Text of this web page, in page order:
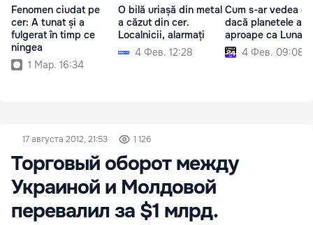
Fenomen ciudat pe
cer: A tunat și a
fulgerat în timp ce
ningea
1 Мар. 16:34
O bilă uriașă din metal
a căzut din cer.
Localnicii, alarmați
4 Фев. 12:28
Cum s-ar vedea
dacă planetele ar
aproape ca Luna
4 Фев. 09:08
17 августа 2012, 21:53 1 126
Торговый оборот между
Украиной и Молдовой
перевалил за $1 млрд.